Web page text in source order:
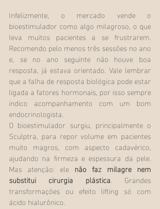
Infelizmente, o mercado vende o
bioestimulador como algo milagroso, o que
leva muitos pacientes a se frustrarem.
Recomendo pelo menos três sessões no ano
e, se no ano seguinte não houve boa
resposta, já estava orientado. Vale lembrar
que a falha de resposta biológica pode estar
ligada a fatores hormonais, por isso sempre
indico acompanhamento com um bom
endocrinologista.
O bioestimulador surgiu, principalmente o
Sculptra, para repor volume em pacientes
muito magros, com aspecto cadavérico,
ajudando na firmeza e espessura da pele.
Mas atenção: ele não faz milagre nem
substitui cirurgia plástica. Grandes
transformações ou efeito lifting só com
ácido hialurônico.